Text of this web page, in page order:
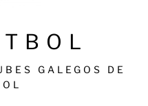
GALEGOS DE